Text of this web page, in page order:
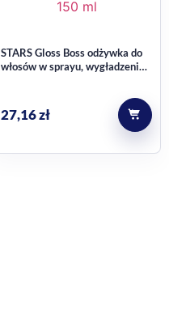
STARS Gloss Boss odżywka do
włosów w sprayu, wygładzenie i
27,16zł